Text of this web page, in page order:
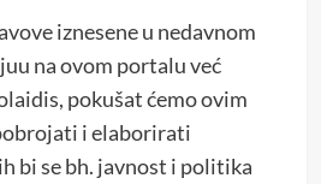
iznesene u nedavnom
na ovom portalu već
pokušat ćemo ovim
i elaborirati
bi se bh. javnost i politika